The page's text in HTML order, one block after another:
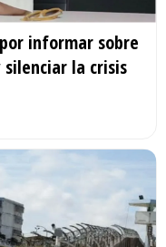
informar sobre
silenciar la crisis